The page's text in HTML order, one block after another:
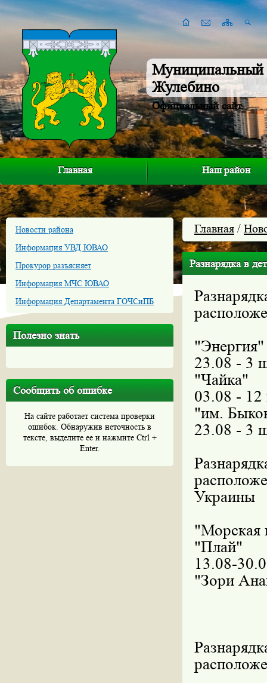
Муниципальный
Жулебино
Официальный сайт
Главная Наш район
Новости района
Информация УВД ЮВАО
Прокурор разъясняет
Информация МЧС ЮВАО
Информация Департамента ГОЧСиПБ
Полезно знать
Сообщить об ошибке
На сайте работает система проверки
ошибок. Обнаружив неточность в
тексте, выделите ее и нажмите Ctrl +
Enter.
Главная /
Разнарядка в
23.08 - 3
03.08 -
"им.
23.08 - 3
Украины
"Морская
13.08-
"Зори